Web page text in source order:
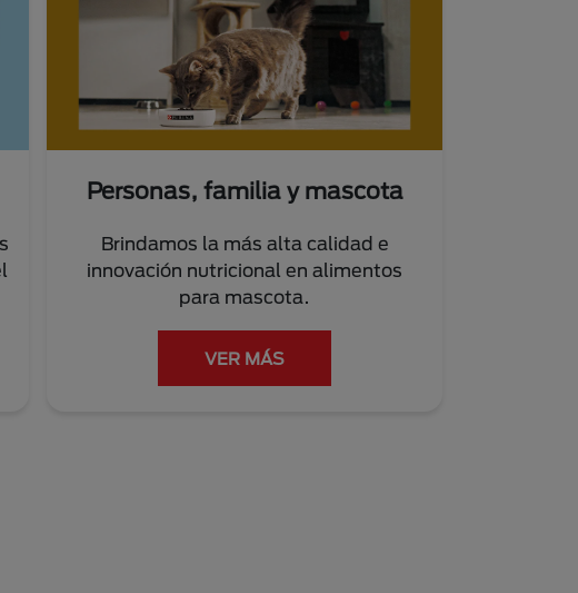
Personas, familia y mascota
Brindamos la más alta calidad e
innovación nutricional en alimentos
para mascota.
VER MÁS